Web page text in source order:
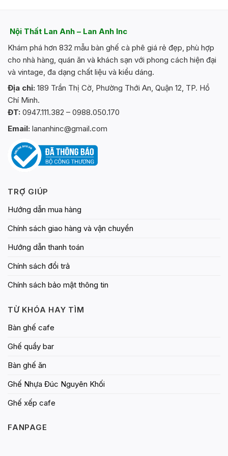
nhiều
biến
thể.
Các
tùy
có
thể
được
trên
trang
sản
phẩm
Nội Thất Lan Anh – Lan Anh Inc
Khám phá hơn 832 mẫu bàn ghế cà phê giá rẻ đẹp, phù hợp
cho nhà hàng, quán ăn và khách sạn với phong cách hiện đại
và vintage, đa dạng chất liệu và kiểu dáng.
Địa chỉ: 189 Trần Thị Cờ, Phường Thới An, Quận 12, TP. Hồ
Chí Minh.
ĐT: 0947.111.382 – 0988.050.170
Email: lananhinc@gmail.com
TRỢ GIÚP
Hướng dẫn mua hàng
Chính sách giao hàng và vận chuyển
Hướng dẫn thanh toán
Chính sách đổi trả
Chính sách bảo mật thông tin
TỪ KHÓA HAY TÌM
Bàn ghế cafe
Ghế quầy bar
Bàn ghế ăn
Ghế Nhựa Đúc Nguyên Khối
Ghế xếp cafe
FANPAGE